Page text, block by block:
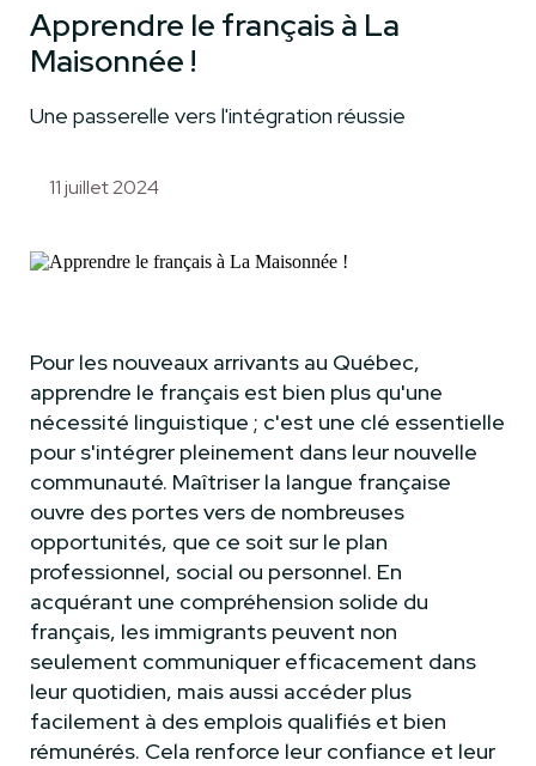
Apprendre le français à La
Maisonnée !
Une passerelle vers l'intégration réussie
11 juillet 2024
Pour les nouveaux arrivants au Québec,
apprendre le français est bien plus qu'une
nécessité linguistique ; c'est une clé essentielle
pour s'intégrer pleinement dans leur nouvelle
communauté. Maîtriser la langue française
ouvre des portes vers de nombreuses
opportunités, que ce soit sur le plan
professionnel, social ou personnel. En
acquérant une compréhension solide du
français, les immigrants peuvent non
seulement communiquer efficacement dans
leur quotidien, mais aussi accéder plus
facilement à des emplois qualifiés et bien
rémunérés. Cela renforce leur confiance et leur